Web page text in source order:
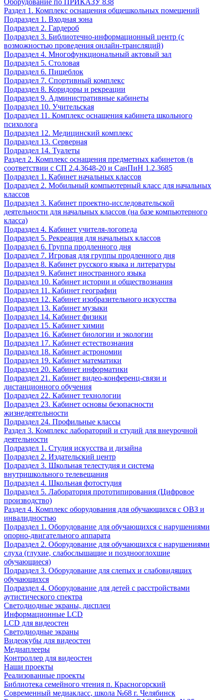
Оборудование по ПРИКАЗУ 838
Раздел 1. Комплекс оснащения общешкольных помещений
Подраздел 1. Входная зона
Подраздел 2. Гардероб
Подраздел 3. Библиотечно-информационный центр (с
возможностью проведения онлайн-трансляций)
Подраздел 4. Многофункциональный актовый зал
Подраздел 5. Столовая
Подраздел 6. Пищеблок
Подраздел 7. Спортивный комплекс
Подраздел 8. Коридоры и рекреации
Подраздел 9. Административные кабинеты
Подраздел 10. Учительская
Подраздел 11. Комплекс оснащения кабинета школьного
психолога
Подраздел 12. Медицинский комплекс
Подраздел 13. Серверная
Подраздел 14. Туалеты
Раздел 2. Комплекс оснащения предметных кабинетов (в
соответствии с СП 2.4.3648-20 и СанПиН 1.2.3685
Подраздел 1. Кабинет начальных классов
Подраздел 2. Мобильный компьютерный класс для начальных
классов
Подраздел 3. Кабинет проектно-исследовательской
деятельности для начальных классов (на базе компьютерного
класса)
Подраздел 4. Кабинет учителя-логопеда
Подраздел 5. Рекреация для начальных классов
Подраздел 6. Группа продленного дня
Подраздел 7. Игровая для группы продленного дня
Подраздел 8. Кабинет русского языка и литературы
Подраздел 9. Кабинет иностранного языка
Подраздел 10. Кабинет истории и обществознания
Подраздел 11. Кабинет географии
Подраздел 12. Кабинет изобразительного искусства
Подраздел 13. Кабинет музыки
Подраздел 14. Кабинет физики
Подраздел 15. Кабинет химии
Подраздел 16. Кабинет биологии и экологии
Подраздел 17. Кабинет естествознания
Подраздел 18. Кабинет астрономии
Подраздел 19. Кабинет математики
Подраздел 20. Кабинет информатики
Подраздел 21. Кабинет видео-конференц-связи и
дистанционного обучения
Подраздел 22. Кабинет технологии
Подраздел 23. Кабинет основы безопасности
жизнедеятельности
Подраздел 24. Профильные классы
Раздел 3. Комплекс лабораторий и студий для внеурочной
деятельности
Подраздел 1. Студия искусства и дизайна
Подраздел 2. Издательский центр
Подраздел 3. Школьная телестудия и система
внутришкольного телевещания
Подраздел 4. Школьная фотостудия
Подраздел 5. Лаборатория прототипирования (Цифровое
производство)
Раздел 4. Комплекс оборудования для обучающихся с ОВЗ и
инвалидностью
Подраздел 1. Оборудование для обучающихся с нарушениями
опорно-двигательного аппарата
Подраздел 2. Оборудование для обучающихся с нарушениями
слуха (глухие, слабослышащие и позднооглохшие
обучающиеся)
Подраздел 3. Оборудование для слепых и слабовидящих
обучающихся
Подраздел 4. Оборудование для детей с расстройствами
аутистического спектра
Светодиодные экраны, дисплеи
Информационные LCD
LCD для видеостен
Светодиодные экраны
Видеокубы для видеостен
Медиаплееры
Контроллер для видеостен
Наши проекты
Реализованные проекты
Библиотека семейного чтения п. Красногорский
Современный медиакласс, школа №68 г. Челябинск